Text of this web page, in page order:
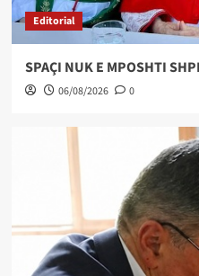
Editorial
SPAÇI NUK E MPOSHTI
06/08/2026 0